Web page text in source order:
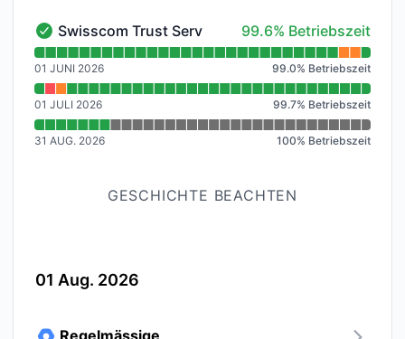
Swisscom Trust Services - Funktionsfähig
Swisscom Trust Services 100% - Betriebszeit
99.6% Betriebszeit
Verfügbarkeitsdiagramm lesen für Swisscom Trust
01 JUNI 2026 99.0% Betriebszeit
01 JULI 2026 99.7% Betriebszeit
31 AUG. 2026 100% Betriebszeit
GESCHICHTE BEACHTEN
01 Aug. 2026
Regelmässige